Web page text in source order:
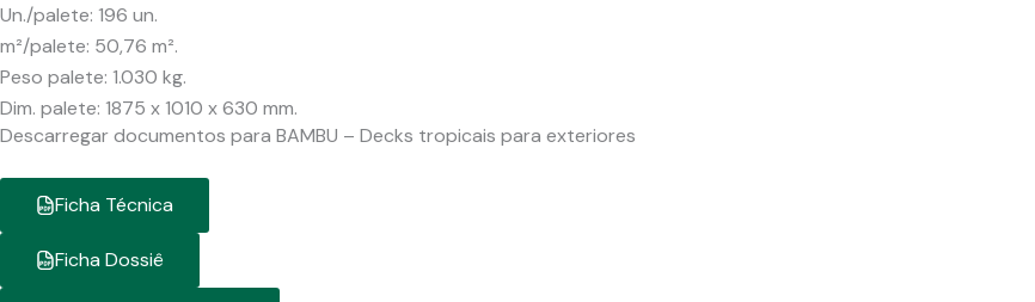
Un./palete: 196 un.
m²/palete: 50,76 m².
Peso palete: 1.030 kg.
Dim. palete: 1875 x 1010 x 630 mm.
Descarregar documentos para BAMBU – Decks tropicais para exteriores
Ficha Técnica
Ficha Dossiê